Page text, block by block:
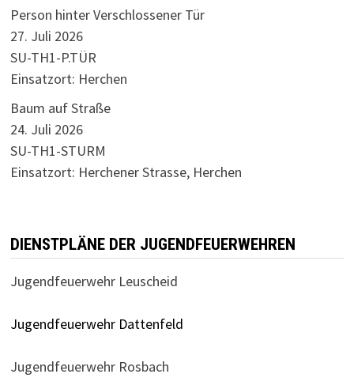
Person hinter Verschlossener Tür
27. Juli 2026
SU-TH1-P.TÜR
Einsatzort: Herchen
Baum auf Straße
24. Juli 2026
SU-TH1-STURM
Einsatzort: Herchener Strasse, Herchen
DIENSTPLÄNE DER JUGENDFEUERWEHREN
Jugendfeuerwehr Leuscheid
Jugendfeuerwehr Dattenfeld
Jugendfeuerwehr Rosbach